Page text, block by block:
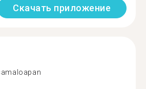
Скачать приложение